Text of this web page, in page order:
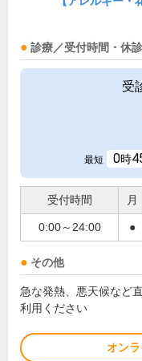
診療／受付時間・休
受
最短 0時
受付時間 月
0:00～24:00 ●
その他
急な発熱、悪天候など
利用ください
オン